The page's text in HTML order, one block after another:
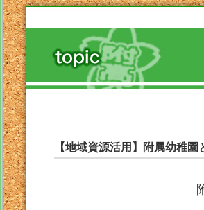
【地域資源活用】附属幼稚